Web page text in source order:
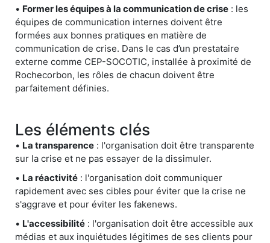
• Former les équipes à la communication de crise : les
équipes de communication internes doivent être
formées aux bonnes pratiques en matière de
communication de crise. Dans le cas d’un prestataire
externe comme CEP-SOCOTIC, installée à proximité de
Rochecorbon, les rôles de chacun doivent être
parfaitement définies.
Les éléments clés
• La transparence : l'organisation doit être transparente
sur la crise et ne pas essayer de la dissimuler.
• La réactivité : l'organisation doit communiquer
rapidement avec ses cibles pour éviter que la crise ne
s'aggrave et pour éviter les fakenews.
• L'accessibilité : l'organisation doit être accessible aux
médias et aux inquiétudes légitimes de ses clients pour